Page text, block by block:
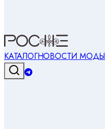
КАТАЛОГНОВОСТИ МОДЫ